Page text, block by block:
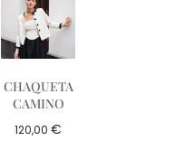
CHAQUETA
CAMINO
120,00 €